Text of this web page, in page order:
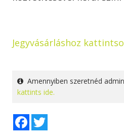
Jegyvásárláshoz
Amennyiben szeretnéd
kattints ide.
Facebook